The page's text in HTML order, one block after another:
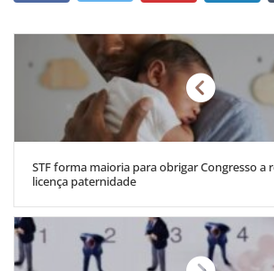
STF forma maioria para obrigar Congresso a
licença paternidade